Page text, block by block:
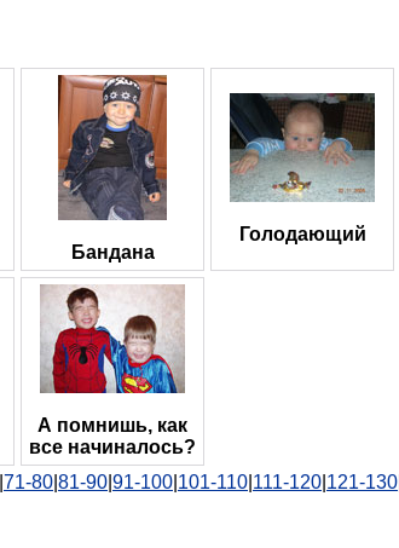
Бандана
Голодающий
А помнишь, как
все начиналось?
71-80 81-90 91-100 101-110 111-120 121-130